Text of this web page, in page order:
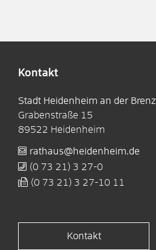
Kontakt
Stadt Heidenheim an der Brenz
Grabenstraße 15
89522 Heidenheim
rathaus@heidenheim.de
(0 73 21) 3 27-0
(0 73 21) 3 27-10 11
Kontakt